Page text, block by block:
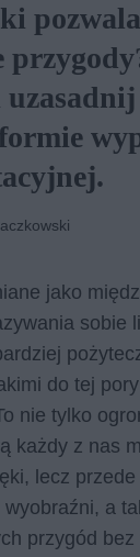
jako
sobie
do tej
nie tylko
każdy z nas
lecz
a
przygód